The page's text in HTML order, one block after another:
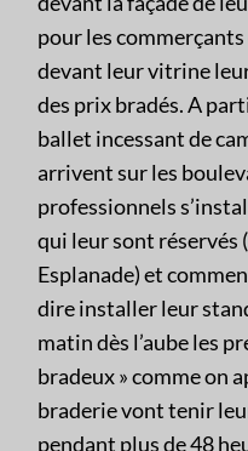
pour les
devant leur vitrine
des prix bradés. A
ballet incessant de
arrivent sur les
professionnels
qui leur sont réservés
Esplanade) et
dire installer leur
matin dès l’aube les
bradeux » comme on
braderie vont tenir
pendant plus de 48